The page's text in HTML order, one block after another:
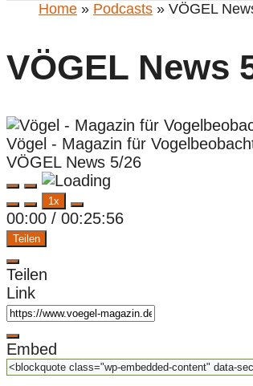
Home » Podcasts » VÖGEL
VÖGEL News
Vögel - Magazin für
VÖGEL News 5/26
Play
Episode
Pause
Episode
1x
00:00 / 00:25:56
Teilen
Teilen
Link
Embed